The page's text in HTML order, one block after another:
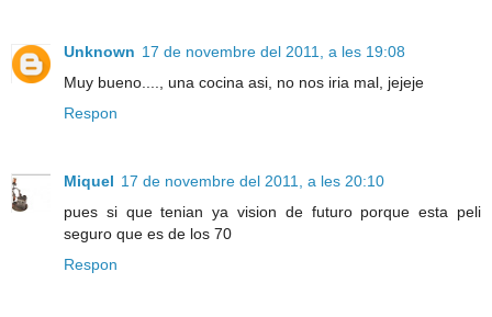
Unknown 17 de novembre del 2011, a les 19:08
Muy bueno...., una cocina asi, no nos iria mal, jejeje
Respon
Miquel 17 de novembre del 2011, a les 20:10
pues si que tenian ya vision de futuro porque esta peli
seguro que es de los 70
Respon